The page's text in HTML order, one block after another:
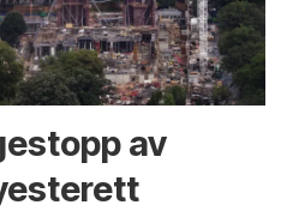
av